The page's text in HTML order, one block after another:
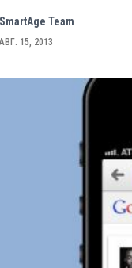
SmartAge Team
АВГ. 15, 2013